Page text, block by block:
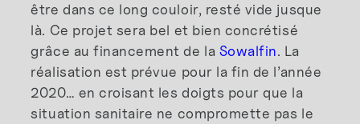
être dans ce long couloir, resté vide jusque
là. Ce projet sera bel et bien concrétisé
grâce au financement de la Sowalfin. La
réalisation est prévue pour la fin de l’année
2020… en croisant les doigts pour que la
situation sanitaire ne compromette pas le